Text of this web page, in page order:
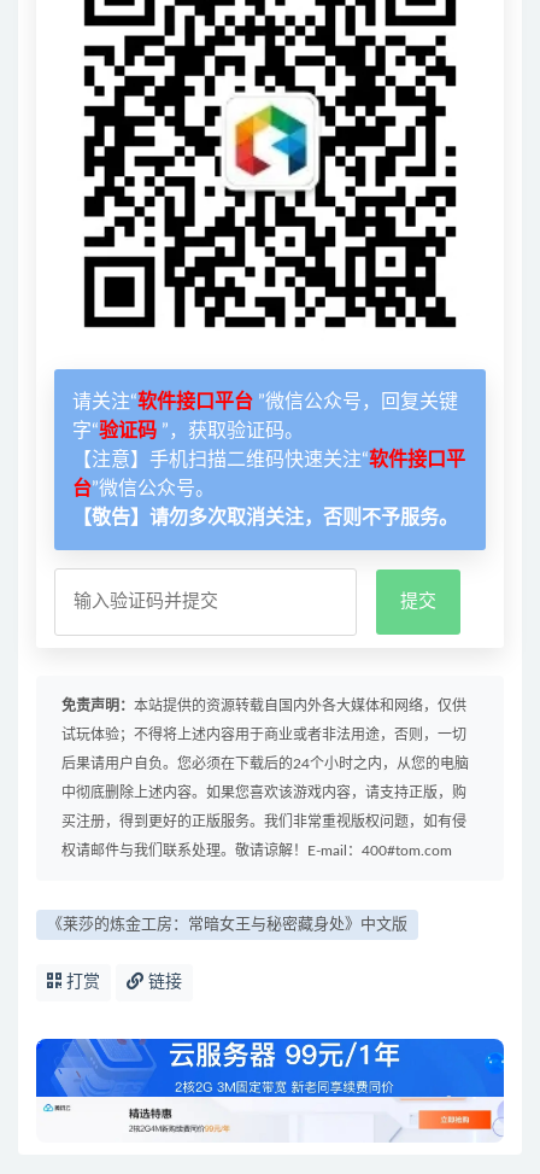
请关注“软件接口平台 ”微信公众号，回复关键
字“验证码 ”，获取验证码。
【注意】手机扫描二维码快速关注“软件接口平
台”微信公众号。
【敬告】请勿多次取消关注，否则不予服务。
免责声明： 本站提供的资源转载自国内外各大媒体和网络，仅供
试玩体验；不得将上述内容用于商业或者非法用途，否则，一切
后果请用户自负。您必须在下载后的24个小时之内，从您的电脑
中彻底删除上述内容。如果您喜欢该游戏内容，请支持正版，购
买注册，得到更好的正版服务。我们非常重视版权问题，如有侵
权请邮件与我们联系处理。敬请谅解！E-mail：400#tom.com
《莱莎的炼金工房：常暗女王与秘密藏身处》中文版
打赏 链接